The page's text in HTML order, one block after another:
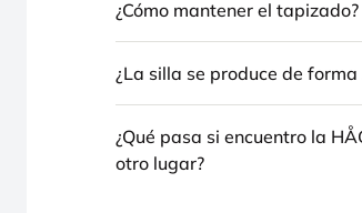
¿Cómo mantener el tapizado?
¿La silla se produce de
¿Qué pasa si encuentro la
otro lugar?